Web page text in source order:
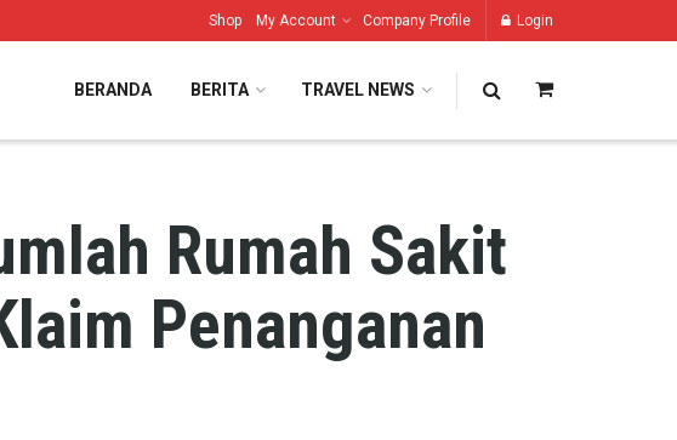
Shop My Account Company Profile Login
BERANDA BERITA TRAVEL NEWS
Rumah Sakit
Penanganan